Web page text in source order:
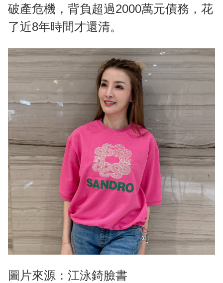
破產危機，背負超過2000萬元債務，花
了近8年時間才還清。
圖片來源：江泳錡臉書